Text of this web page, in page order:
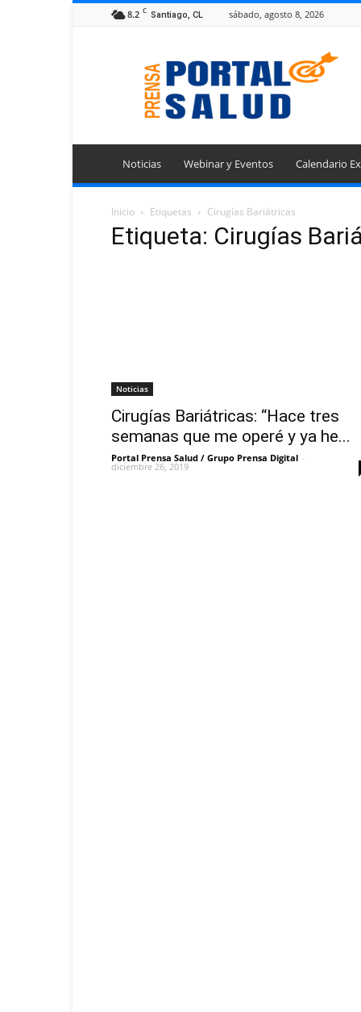
8.2 C Santiago, CL sábado, agosto 8, 2026
Portal
Prensa
Salud
Noticias Webinar y Eventos Calendario
Inicio Etiquetas Cirugías Bariátricas
Etiqueta: Cirugías
Noticias
Cirugías Bariátricas: “Hace tres
semanas que me operé y ya he...
Portal Prensa Salud / Grupo Prensa Digital -
diciembre 26, 2019